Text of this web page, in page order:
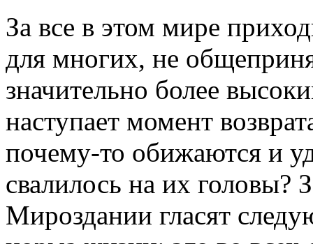
За все в этом мире
для многих, не
значительно более
наступает момент
почему-то обижаются и
свалилось на их
Мироздании гласят